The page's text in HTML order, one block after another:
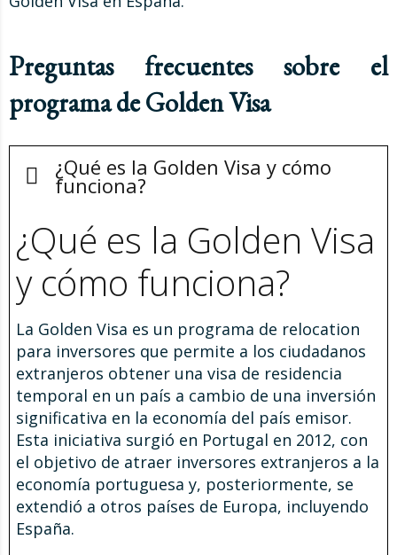
Preguntas frecuentes sobre el
programa de Golden Visa
¿Qué es la Golden Visa y cómo
funciona?
¿Qué es la Golden Visa
y cómo funciona?
La Golden Visa es un programa de relocation
para inversores que permite a los ciudadanos
extranjeros obtener una visa de residencia
temporal en un país a cambio de una inversión
significativa en la economía del país emisor.
Esta iniciativa surgió en Portugal en 2012, con
el objetivo de atraer inversores extranjeros a la
economía portuguesa y, posteriormente, se
extendió a otros países de Europa, incluyendo
España.